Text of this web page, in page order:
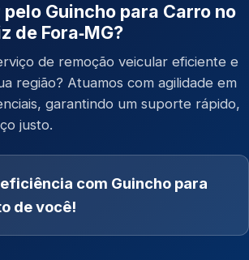
Guincho para Carro no
de Fora‑MG?
de remoção veicular eficiente e
região? Atuamos com agilidade em
garantindo um suporte rápido,
justo.
com Guincho para
de você!